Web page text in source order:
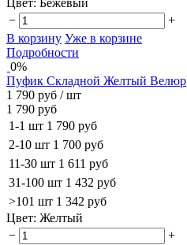
−
+
В корзину Уже в корзине
Подробности
0%
Пуфик Складной Желтый Велюр
1 790 руб / шт
1 790 руб
1-1 шт 1 790 руб
2-10 шт 1 700 руб
11-30 шт 1 611 руб
31-100 шт 1 432 руб
>101 шт 1 342 руб
Цвет: Желтый
−
+